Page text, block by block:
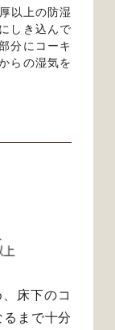
以上の防湿
しき込んで
分にコーキ
らの湿気を
床下のコ
まで十分